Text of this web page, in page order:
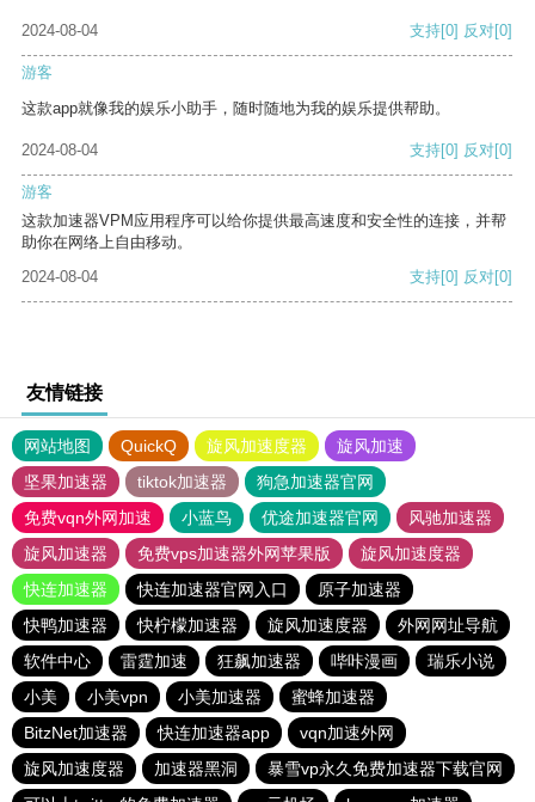
2024-08-04 支持[0] 反对[0]
游客
这款app就像我的娱乐小助手，随时随地为我的娱乐提供帮助。
2024-08-04 支持[0] 反对[0]
游客
这款加速器VPM应用程序可以给你提供最高速度和安全性的连接，并帮
助你在网络上自由移动。
2024-08-04
支持[0] 反对[0]
友情链接
网站地图 QuickQ 旋风加速度器
旋风加速
坚果加速器
tiktok加速器
狗急加速器官网
免费vqn外网加速
小蓝鸟 优途加速器官网
风驰加速器
旋风加速器
免费vps加速器外网苹果版
旋风加速度器
快连加速器
快连加速器官网入口
原子加速器
快鸭加速器
快柠檬加速器 旋风加速度器
外网网址导航
软件中心
雷霆加速 狂飙加速器 哔咔漫画
瑞乐小说
小美
小美vpn 小美加速器
蜜蜂加速器
BitzNet加速器
快连加速器app
vqn加速外网
旋风加速度器
加速器黑洞
暴雪vp永久免费加速器下载官网